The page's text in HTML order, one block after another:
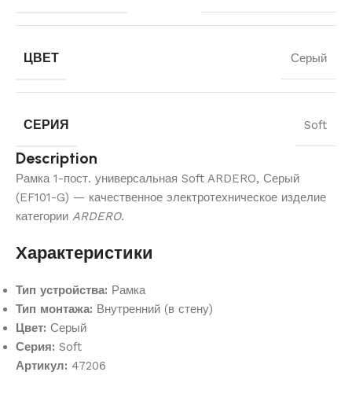
ЦВЕТ Серый
СЕРИЯ Soft
Description
Рамка 1-пост. универсальная Soft ARDERO, Серый
(EF101-G) — качественное электротехническое изделие
категории ARDERO.
Характеристики
Тип устройства: Рамка
Тип монтажа: Внутренний (в стену)
Цвет: Серый
Серия: Soft
Артикул: 47206